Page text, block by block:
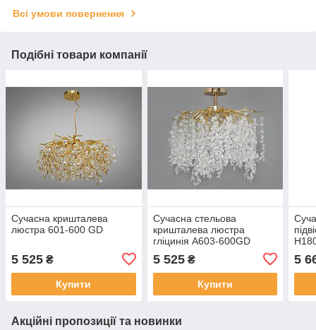
Всі умови повернення
Подібні товари компанії
Сучасна кришталева
люстра 601-600 GD
5 525 ₴
Купити
Сучасна стельова
кришталева люстра
гліцинія A603-600GD
5 525₴
Купити
5
Акційні пропозиції та новинки